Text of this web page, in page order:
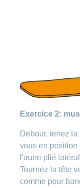
Exercice 2:
Debout, tenez
vous en position
l'autre plié
Tournez la tête
comme pour